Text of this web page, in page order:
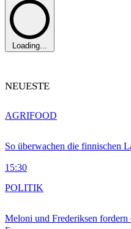
Loading...
NEUESTE
So überwachen die finnischen
15:30
AGRIFOOD
Meloni und Frederiksen fordern
POLITIK